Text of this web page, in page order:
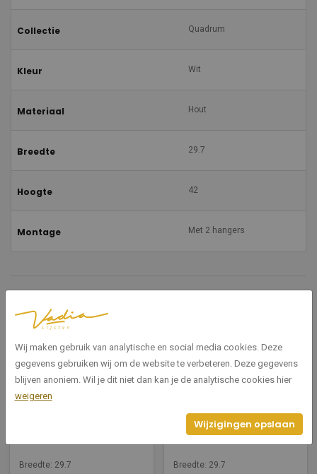
Collectie Quadrum
Kleur Wit
Materiaal Hout
Breedte 29.7
Hoogte 42
Montage Met 2 hangers
Breedte: 29.7
6524004
Quadrum Maple 29,7x42cm
Breedte: 29.7
Wij maken gebruik van analytische en social media cookies. Deze
gegevens gebruiken wij om de website te verbeteren. Deze gegevens
blijven anoniem. Wil je dit niet dan kan je de analytische cookies hier
weigeren
Wijzigingen opslaan